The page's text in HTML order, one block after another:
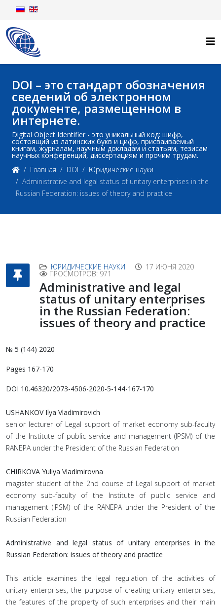
DOI – это стандарт обозначения
сведений об электронном
документе, размещенном в
интернете.
Digital Object Identifier - это уникальный код: шифр,
состоящий из латинских букв и цифр, присваиваемый
книгам, журналам, научным докладам и статьям, тезисам
научных конференций, диссертациям и прочим трудам.
Главная
DOI
Юридические науки
Administrative and legal status of unitary enterprises in the
Russian Federation: issues of theory and practice
ЮРИДИЧЕСКИЕ НАУКИ 17 ИЮНЯ 2020
ПРОСМОТРОВ: 971
Administrative and legal
status of unitary enterprises
in the Russian Federation:
issues of theory and practice
№ 5 (144) 2020
Pages 167-170
DOI 10.46320/2073-4506-2020-5-144-167-170
USHANKOV Ilya Vladimirovich
senior lecturer of Legal support of market economy sub-faculty
of the Institute of public service and management (IPSM) of the
RANEPA under the President of the Russian Federation
CHIRKOVA Yuliya Vladimirovna
magister student of the 2nd course of Legal support of market
economy sub-faculty of the Institute of public service and
management (IPSM) of the RANEPA under the President of the
Russian Federation
Administrative and legal status of unitary enterprises in the
Russian Federation: issues of theory and practice
Тhis article examines the legal regulation of the activities of
unitary enterprises, the purpose of creating unitary enterprises,
the features of the property of such enterprises and their main